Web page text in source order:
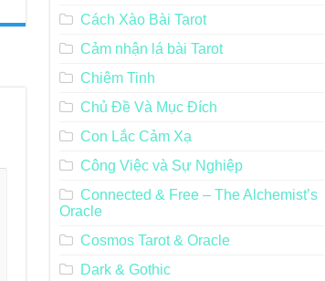
Cách Xào Bài Tarot
Cảm nhận lá bài Tarot
Chiêm Tinh
Chủ Đề Và Mục Đích
Con Lắc Cảm Xạ
Công Việc và Sự Nghiệp
Connected & Free – The Alchemist’s
Oracle
Cosmos Tarot & Oracle
Dark & Gothic